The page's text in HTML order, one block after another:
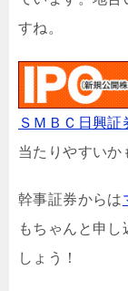
すね。
ＳＭＢＣ日興証
当たりやすいか
幹事証券からは
もちゃんと申し
しょう！